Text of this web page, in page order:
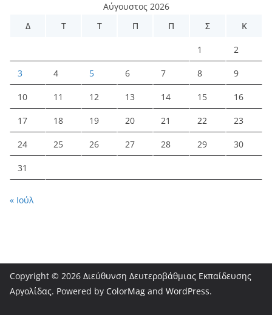
Αύγουστος 2026
Δ
Τ Τ Π Π Σ Κ
1 2
3 4 5 6 7 8 9
10 11 12 13 14 15 16
17 18 19 20 21 22 23
24 25 26 27 28 29 30
31
« Ιούλ
Copyright © 2026 Διεύθυνση Δευτεροβάθμιας Εκπαίδευσης
Αργολίδας. Powered by ColorMag and WordPress.